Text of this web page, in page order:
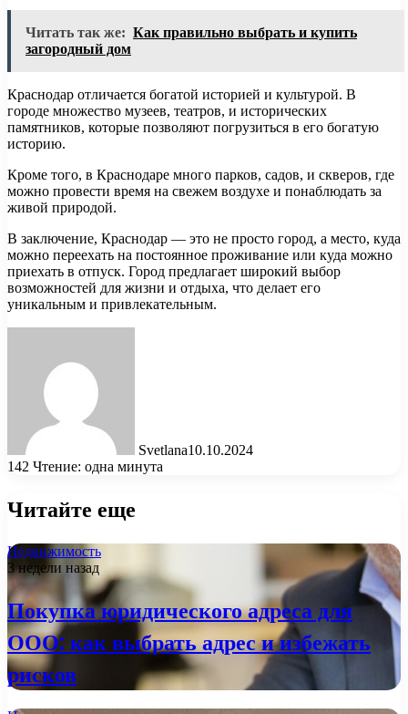
Читать так же: Как правильно выбрать и купить
загородный дом
Краснодар отличается богатой историей и культурой. В
городе множество музеев, театров, и исторических
памятников, которые позволяют погрузиться в его богатую
историю.
Кроме того, в Краснодаре много парков, садов, и скверов, где
можно провести время на свежем воздухе и понаблюдать за
живой природой.
В заключение, Краснодар — это не просто город, а место, куда
можно переехать на постоянное проживание или куда можно
приехать в отпуск. Город предлагает широкий выбор
возможностей для жизни и отдыха, что делает его
уникальным и привлекательным.
Svetlana10.10.2024
142 Чтение: одна минута
Читайте еще
Недвижимость
3 недели назад
Покупка юридического адреса для
ООО: как выбрать адрес и избежать
рисков